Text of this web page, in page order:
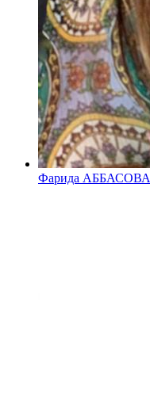
Фарида АББАСОВА